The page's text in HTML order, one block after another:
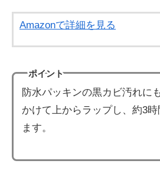
Amazonで詳細を見る
ポイント
防水パッキンの黒カビ汚れに
かけて上からラップし、約3
ます。